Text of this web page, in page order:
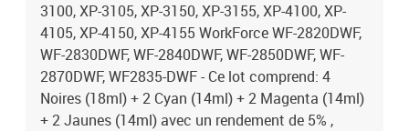
3100, XP-3105, XP-3150, XP-3155, XP-4100, XP-
4105, XP-4150, XP-4155 WorkForce WF-2820DWF,
WF-2830DWF, WF-2840DWF, WF-2850DWF, WF-
2870DWF, WF2835-DWF - Ce lot comprend: 4
Noires (18ml) + 2 Cyan (14ml) + 2 Magenta (14ml)
+ 2 Jaunes (14ml) avec un rendement de 5% ,